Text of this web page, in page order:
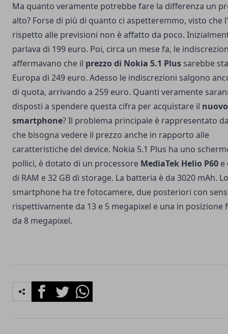
Ma quanto veramente potrebbe fare la differenza un
alto? Forse di più di quanto ci aspetteremmo, visto che
rispetto alle previsioni non è affatto da poco.
parlava di 199 euro. Poi, circa un mese fa, le
affermavano che il prezzo di Nokia 5.1 Plus sarebbe
Europa di 249 euro. Adesso le indiscrezioni salgono
di quota, arrivando a 259 euro. Quanti veramente
disposti a spendere questa cifra per acquistare il nuovo
smartphone? Il problema principale è rappresentato
che bisogna vedere il prezzo anche in rapporto alle
caratteristiche del device. Nokia 5.1 Plus ha uno
pollici, è dotato di un processore MediaTek Helio P60 e
di RAM e 32 GB di storage. La batteria è da 3020 mAh. Lo
smartphone ha tre fotocamere, due posteriori con
rispettivamente da 13 e 5 megapixel e una in posizione
da 8 megapixel.
FacebookTwitterWhatsapp